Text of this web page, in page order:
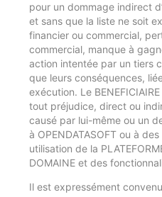
pour un dommage indirect
et sans que la liste ne soit
financier ou commercial,
commercial, manque à
action intentée par un tiers
que leurs conséquences,
exécution. Le
tout préjudice, direct ou
causé par lui-même ou un
à OPENDATASOFT ou à
utilisation de la
DOMAINE et des
Il est expressément